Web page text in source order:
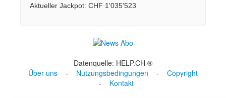
Aktueller Jackpot: CHF 1'035'523
Datenquelle: HELP.CH ®
Über uns - Nutzungsbedingungen - Copyright
- Kontakt